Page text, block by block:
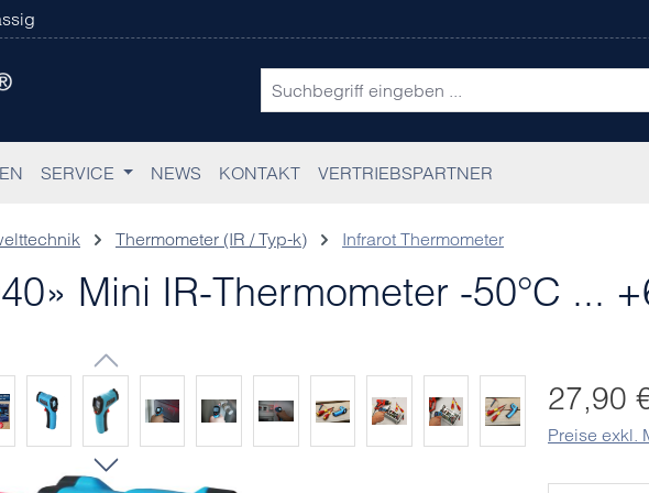
SERVICE NEWS KONTAKT VERTRIEBSPARTNER
Thermometer (IR / Typ-k) Infrarot Thermometer
Mini IR-Thermometer -50°C ...
Regulärer
27,90
Preise exkl.